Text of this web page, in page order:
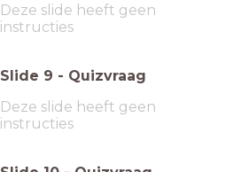
Deze slide heeft geen
instructies
Slide 9 - Quizvraag
Deze slide heeft geen
instructies